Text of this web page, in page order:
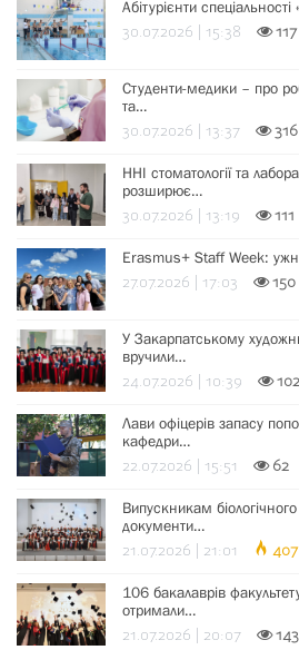
Абітурієнти
30.07.2026 | 15:38 117
Студенти-медики – про
та…
30.07.2026 | 13:37 316
ННІ стоматології та
розширює…
30.07.2026 | 13:19 111
Erasmus+ Staff Week:
27.07.2026 | 17:03 150
У Закарпатському
вручили…
24.07.2026 | 10:39 102
Лави офіцерів запасу
кафедри…
22.07.2026 | 15:51 62
Випускникам
документи…
21.07.2026 | 21:01 407
106 бакалаврів
отримали…
21.07.2026 | 20:07 143